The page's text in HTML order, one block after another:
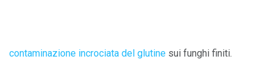
contaminazione incrociata del glutine sui funghi finiti.